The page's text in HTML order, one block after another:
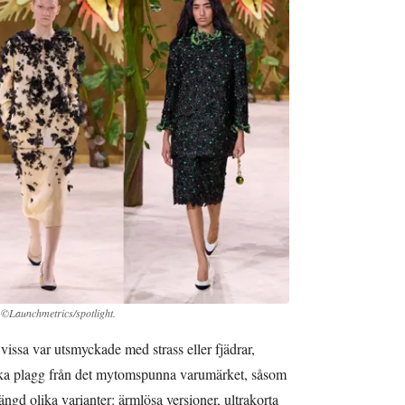
spotlight.
var utsmyckade med strass eller fjädrar,
plagg från det mytomspunna varumärket, såsom
olika varianter: ärmlösa versioner, ultrakorta